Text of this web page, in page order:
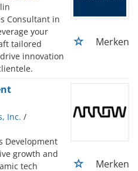
Consultant in
your
tailored
innovation
Merken
Inc. /
Development
growth and
tech
Merken